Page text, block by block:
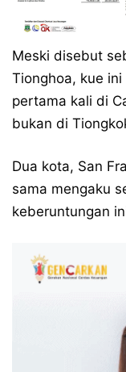
Meski disebut
Tionghoa, kue
pertama kali di
bukan di
Dua kota, San
sama mengaku
keberuntungan